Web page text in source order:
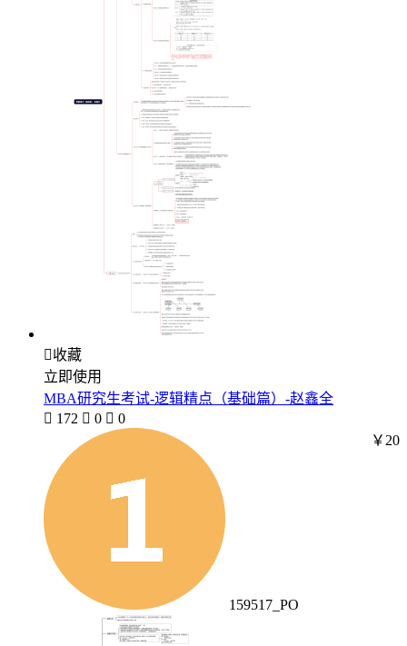
收藏
立即使用
MBA研究生考试-逻辑精点（基础篇）-赵鑫全
 172  0  0
159517_PO
￥20